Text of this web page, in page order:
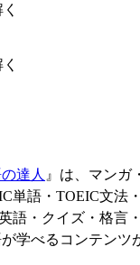
達人 』は、マンガ
単語・TOEIC文法
語・クイズ・格言
学べるコンテンツ